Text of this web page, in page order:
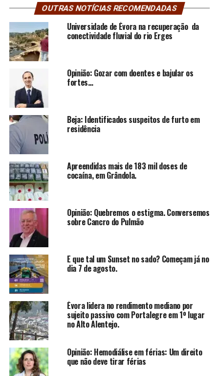
OUTRAS NOTÍCIAS RECOMENDADAS
Universidade de Évora na recuperação da
conectividade fluvial do rio Erges
Opinião: Gozar com doentes e bajular os
fortes…
Beja: Identificados suspeitos de furto em
residência
Apreendidas mais de 183 mil doses de
cocaína, em Grândola.
Opinião: Quebremos o estigma. Conversemos
sobre Cancro do Pulmão
E que tal um Sunset no sado? Começam já no
dia 7 de agosto.
Évora lidera no rendimento mediano por
sujeito passivo com Portalegre em 1º lugar
no Alto Alentejo.
Opinião: Hemodiálise em férias: Um direito
que não deve tirar férias